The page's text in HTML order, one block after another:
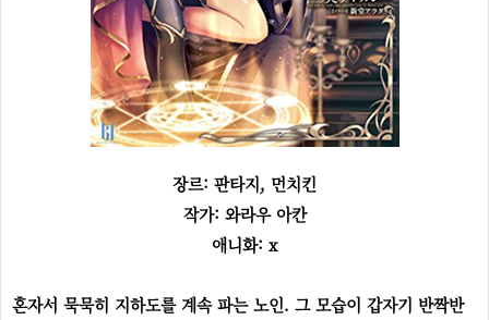
장르: 판타지, 먼치킨
작가: 와라우 아칸
애니화: x
혼자서 묵묵히 지하도를 계속 파는 노인. 그 모습이 갑자기 반짝반